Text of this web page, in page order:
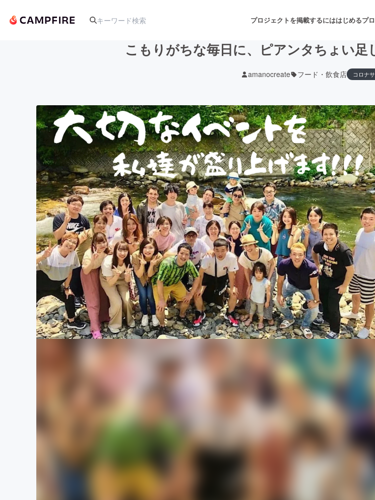
プロジェクトを掲載するにははじめるプ
アート・写真 音楽
テクノロジー・ガジェット ゲーム・サービス開発
映像・映画 書籍・雑誌出版
ビジネス・起業 チャレンジ
まちづくり・地域活性化
CAMPFIRE for Social Good
CAMPFIREふるさと納税 machi-ya
こもりがちな毎日に、ピアンタちょい
amanocreate フード・飲食店 コロナ